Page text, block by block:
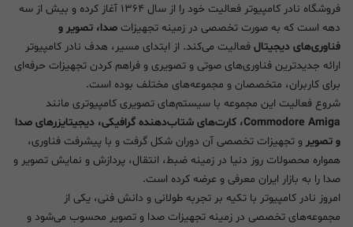
فروشگاه نادر کامپیوتر فعالیت خود را از سال ۱۳۶۴ آغاز کرده و بیش از سه
دهه است که به صورت تخصصی در زمینه تجهیزات صدا، تصویر و
فناوری‌های دیجیتال فعالیت می‌کند. از ابتدای مسیر، هدف نادر کامپیوتر
ارائه جدیدترین فناوری‌های صوتی و تصویری و فراهم کردن تجهیزات حرفه‌ای
برای کاربران، متخصصان و مجموعه‌های مختلف بوده است.
شروع فعالیت این مجموعه با سیستم‌های تصویری کامپیوتری مانند
Commodore Amiga، کارت‌های شتاب‌دهنده گرافیکی، دیجیتایزرهای صدا
و تصویر و تجهیزات تخصصی آن دوران شکل گرفت و با پیشرفت فناوری،
همواره محصولات روز دنیا در زمینه ضبط، انتقال، پردازش و نمایش تصویر و
صدا را به بازار ایران معرفی و عرضه کرده است.
امروز نادر کامپیوتر با تکیه بر تجربه طولانی و دانش فنی، یکی از
مجموعه‌های تخصصی در زمینه تجهیزات صدا و تصویر محسوب می‌شود و